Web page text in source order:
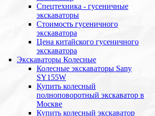
Спецтехника - гусеничные
экскаваторы
Стоимость гусеничного
экскаватора
Цена китайского гусеничного
экскаватора
Экскаваторы Колесные
Колесные экскаваторы Sany
SY155W
Купить колесный
полноповоротный экскаватор в
Москве
Купить колесный экскаватор